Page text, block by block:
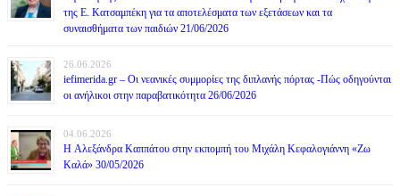
της Ε. Κατσαμπέκη για τα αποτελέσματα των εξετάσεων και τα
συναισθήματα των παιδιών 21/06/2026
26.06.2026
iefimerida.gr – Οι νεανικές συμμορίες της διπλανής πόρτας -Πώς οδηγούνται
οι ανήλικοι στην παραβατικότητα 26/06/2026
04.06.2026
H Αλεξάνδρα Καππάτου στην εκπομπή του Μιχάλη Κεφαλογιάννη «Ζω
Καλά» 30/05/2026